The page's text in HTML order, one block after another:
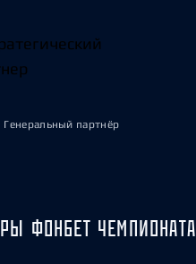
Генеральный партнёр
ФОНБЕТ